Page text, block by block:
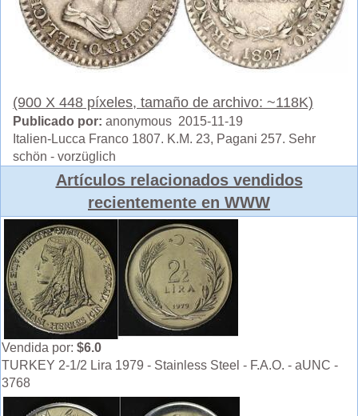
(900 X 448 píxeles, tamaño de archivo: ~118K)
Publicado por: anonymous 2015-11-19
Italien-Lucca Franco 1807. K.M. 23, Pagani 257. Sehr
schön - vorzüglich
Artículos relacionados vendidos
recientemente en WWW
Vendida por: $6.0
TURKEY 2-1/2 Lira 1979 - Stainless Steel - F.A.O. - aUNC -
3768